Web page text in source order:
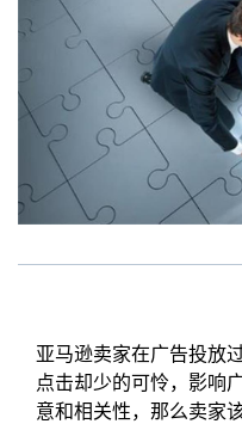
亚马逊卖家在广告投放
点击却少的可怜，影响
意和相关性，那么卖家